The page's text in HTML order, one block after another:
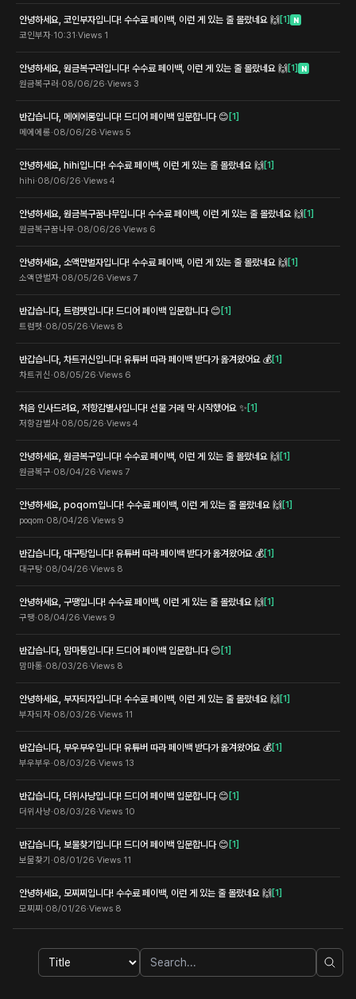
안녕하세요, 코인부자입니다! 수수료 페이백, 이런 게 있는 줄 몰랐네요 🙌 [1] N
코인부자·10:31·Views 1
안녕하세요, 원금복구러입니다! 수수료 페이백, 이런 게 있는 줄 몰랐네요 🙌 [1] N
원금복구러·08/06/26·Views 3
반갑습니다, 메에에롱입니다! 드디어 페이백 입문합니다 😊 [1]
메에에롱·08/06/26·Views 5
안녕하세요, hihi입니다! 수수료 페이백, 이런 게 있는 줄 몰랐네요 🙌 [1]
hihi·08/06/26·Views 4
안녕하세요, 원금복구꿈나무입니다! 수수료 페이백, 이런 게 있는 줄 몰랐네요 🙌 [1]
원금복구꿈나무·08/06/26·Views 6
안녕하세요, 소액만벌자입니다! 수수료 페이백, 이런 게 있는 줄 몰랐네요 🙌 [1]
소액만벌자·08/05/26·Views 7
반갑습니다, 트럼펫입니다! 드디어 페이백 입문합니다 😊 [1]
트럼펫 ·08/05/26·Views 8
반갑습니다, 차트귀신입니다! 유튜버 따라 페이백 받다가 옮겨왔어요 💰[1]
차트귀신 ·08/05/26·Views 6
처음 인사드려요, 저항감별사입니다! 선물 거래 막 시작했어요 ✨ [1]
저항감별사·08/05/26·Views 4
안녕하세요, 원금복구입니다! 수수료 페이백, 이런 게 있는 줄 몰랐네요 🙌 [1]
원금복구·08/04/26·Views 7
안녕하세요, poqom입니다! 수수료 페이백, 이런 게 있는 줄 몰랐네요 🙌 [1]
poqom·08/04/26·Views 9
반갑습니다, 대구탕입니다! 유튜버 따라 페이백 받다가 옮겨왔어요 💰[1]
대구탕·08/04/26·Views 8
안녕하세요, 구땡입니다! 수수료 페이백, 이런 게 있는 줄 몰랐네요 🙌 [1]
구땡·08/04/26·Views 9
반갑습니다, 맘마통입니다! 드디어 페이백 입문합니다 😊 [1]
맘마통·08/03/26·Views 8
안녕하세요, 부자되자입니다! 수수료 페이백, 이런 게 있는 줄 몰랐네요 🙌 [1]
부자되자·08/03/26·Views 11
반갑습니다, 부우부우입니다! 유튜버 따라 페이백 받다가 옮겨왔어요 💰[1]
부우부우·08/03/26·Views 13
반갑습니다, 더위사냥입니다! 드디어 페이백 입문합니다 😊 [1]
더위사냥·08/03/26·Views 10
반갑습니다, 보물찾기입니다! 드디어 페이백 입문합니다 😊 [1]
보물찾기 ·08/01/26·Views 11
안녕하세요, 모찌찌입니다! 수수료 페이백, 이런 게 있는 줄 몰랐네요 🙌 [1]
모찌찌·08/01/26·Views 8